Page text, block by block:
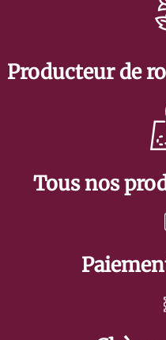
Producteur de
Tous nos